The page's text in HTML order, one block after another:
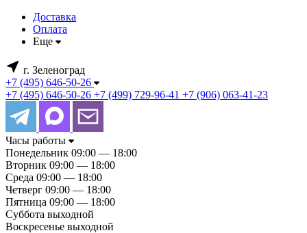
Доставка
Оплата
Еще
г. Зеленоград
+7 (495) 646-50-26
+7 (495) 646-50-26 +7 (499) 729-96-41 +7 (906) 063-41-23
Часы работы
Понедельник 09:00 — 18:00
Вторник 09:00 — 18:00
Среда 09:00 — 18:00
Четверг 09:00 — 18:00
Пятница 09:00 — 18:00
Суббота выходной
Воскресенье выходной